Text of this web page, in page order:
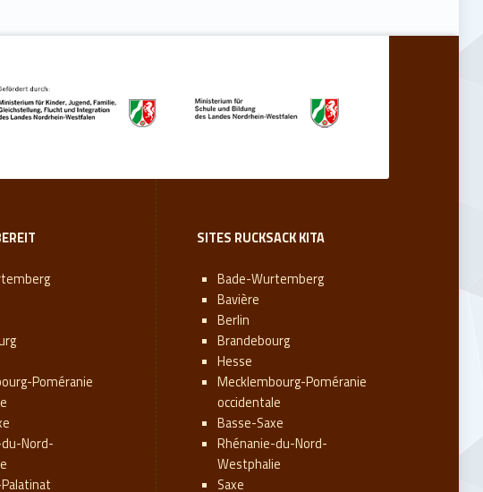
Poméranie
Nord-
SITES RUCKSACK KITA
Bade-Wurtemberg
Bavière
Berlin
Brandebourg
Hesse
Mecklembourg-Poméranie
occidentale
Basse-Saxe
Rhénanie-du-Nord-
Westphalie
Saxe